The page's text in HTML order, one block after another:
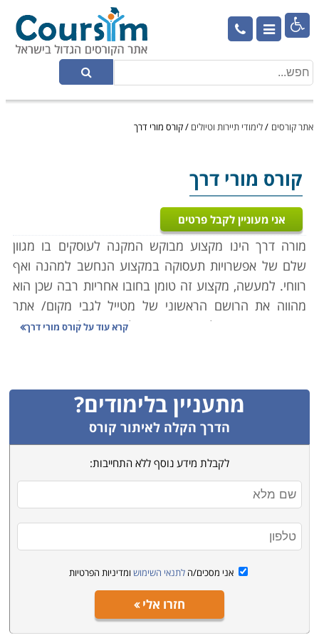

אתר קורסים /לימודי תיירות וטיולים /קורס מורי דרך
קורס מורי דרך
אני מעוניין לקבל פרטים
מורה דרך הינו מקצוע מבוקש המקנה לעוסקים בו מגוון
שלם של אפשרויות תעסוקה במקצוע הנחשב למהנה ואף
רווחי. למעשה, מקצוע זה טומן בחובו אחריות רבה שכן הוא
מהווה את הרושם הראשוני של מטייל לגבי מקום/ אתר
מסוים. אחריותו של מורה הדרך כלפי המטיילים אותם הוא
חווייתי ומהנה. שנית, קיימת אחריות לגבי איכות המידע
המועבר למטיילים בנוגע לאתר ולמקום בו הם נמצאים שכן
עליו לספק מידע אינפורמטיבי ומעניין.
קורס מורי דרך מעניק לבוגריו מקצוע לכל החיים. מורה דרך
מוכשר ומיומן יכול ללוות מגוון טיולים וסיורים והידע שהוא
צובר ורוכש במהלך הטיולים לא יסולא בפז. אחרי שנים של
הדרכות, הסברים וליווי של עשרות ומאות מטיילים, מורה
הדרך הופך למומחה של ממש וקשה מאד לתפוס אותו לא
מוכן עם שאלות שהוא לא יוכל לענות עליהן. מורה דרך טוב
ומיומן גם יהיה בקיא באנקדוטות וסיפורים שלא בהכרח
לימודים אלו מתמקדים באזור גיאוגרפי אחד, או לפעמים
קרא עוד עלקורס מורי דרך
מתעניין בלימודים?
הדרך הקלה לאיתור קורס
לקבלת מידע נוסף ללא התחייבות:
אני מסכים/ה לתנאי השימוש ומדיניות הפרטיות
חזרו אלי